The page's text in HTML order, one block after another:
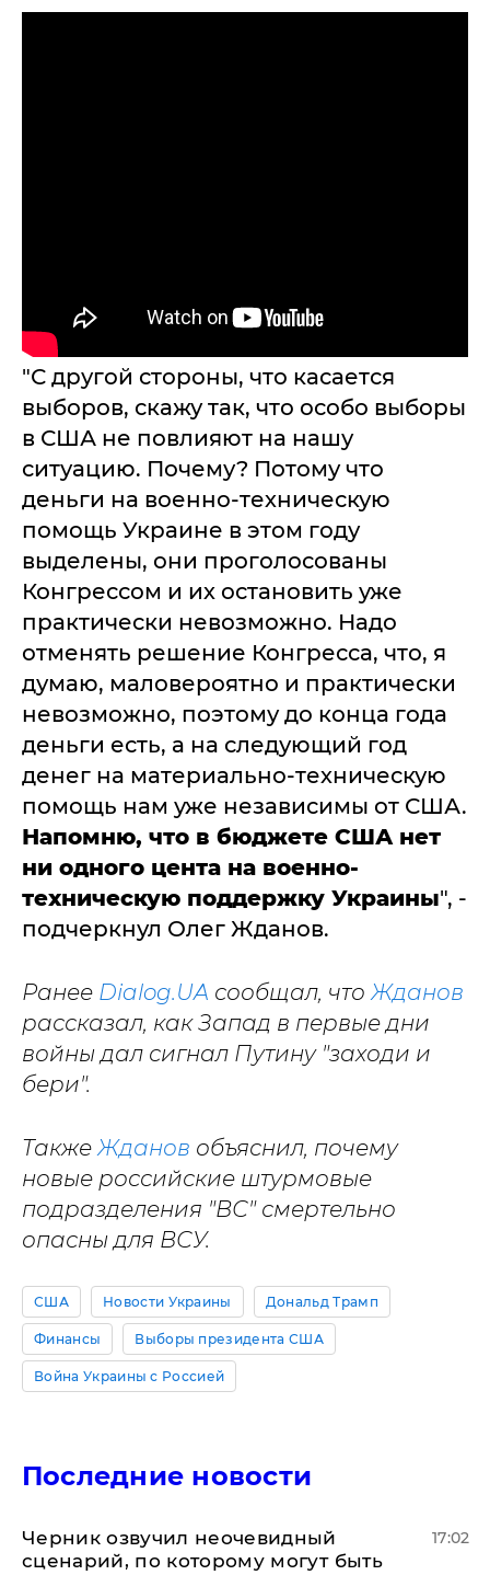
"С другой стороны, что касается
выборов, скажу так, что особо выборы
в США не повлияют на нашу
ситуацию. Почему? Потому что
деньги на военно-техническую
помощь Украине в этом году
выделены, они проголосованы
Конгрессом и их остановить уже
практически невозможно. Надо
отменять решение Конгресса, что, я
думаю, маловероятно и практически
невозможно, поэтому до конца года
деньги есть, а на следующий год
денег на материально-техническую
помощь нам уже независимы от США.
Напомню, что в бюджете США нет
ни одного цента на военно-
техническую поддержку Украины", -
подчеркнул Олег Жданов.
Ранее Dialog.UA сообщал, чтоЖданов
рассказал, как Запад в первые дни
войны дал сигнал Путину "заходи и
бери".
ТакжеЖданов объяснил, почему
новые российские штурмовые
подразделения "ВС" смертельно
опасны для ВСУ.
США Новости Украины Дональд Трамп
Финансы Выборы президента США
Война Украины с Россией
Последние новости
Черник озвучил неочевидный
сценарий, по которому могут быть
17:02